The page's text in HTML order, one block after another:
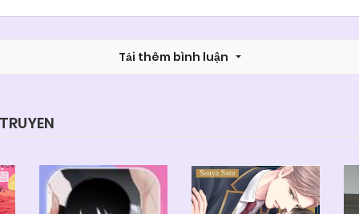
Chapter 46
Chapter 42 04/06/2025
Tải thêm bình luận